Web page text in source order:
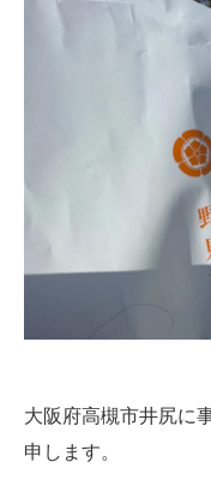
大阪府高槻市井尻に
申します。